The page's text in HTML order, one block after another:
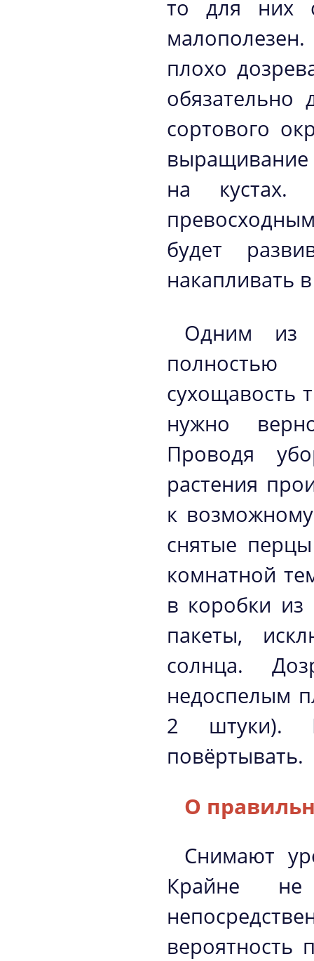
то для них
плохо
обязательно
сортового
на кустах.
будет
накапливать
Одним из
полностью
сухощавость
нужно
Проводя
растения
к
снятые
комнатной
в коробки из
пакеты,
солнца.
недоспелым
2 штуки).
повёртывать.
О
Снимают
Крайне не
вероятность